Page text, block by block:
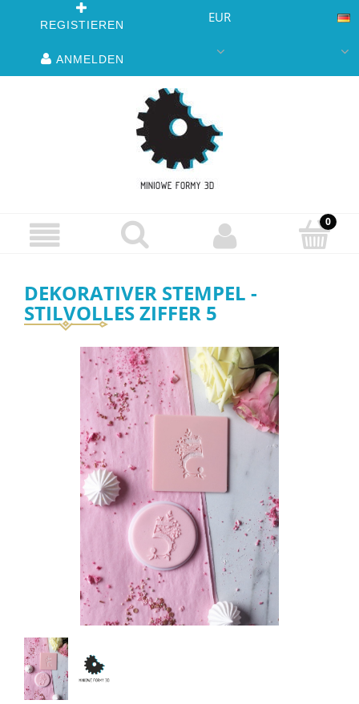
REGISTIEREN
ANMELDEN
EUR
DEKORATIVER STEMPEL -
STILVOLLES ZIFFER 5